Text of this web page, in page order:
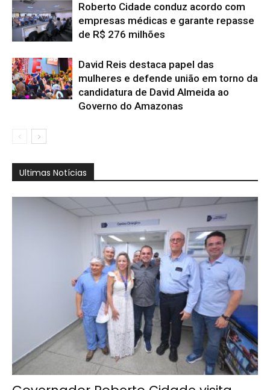
Roberto Cidade conduz acordo com
empresas médicas e garante repasse
de R$ 276 milhões
David Reis destaca papel das
mulheres e defende união em torno da
candidatura de David Almeida ao
Governo do Amazonas
Ultimas Notícias